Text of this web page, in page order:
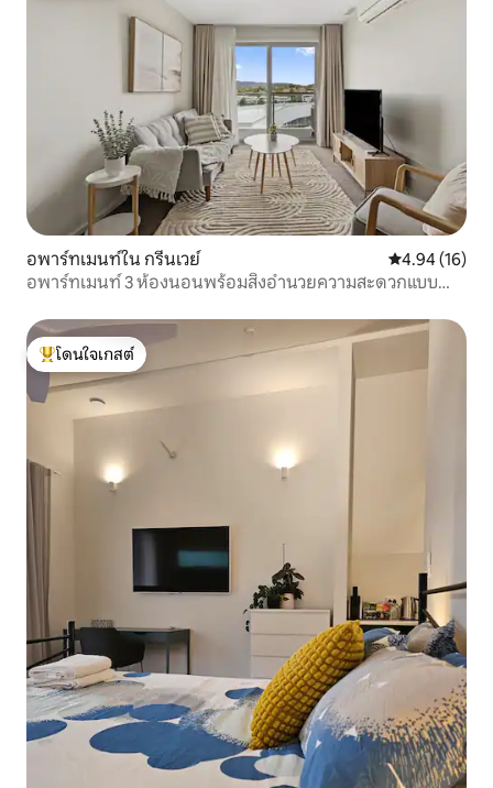
อพาร์ทเมนท์ใน กรีนเวย์ คะแนนเฉลี่ย
4.94 (16)
อพาร์ทเมนท์ 3 ห้องนอนพร้อมสิ่งอำนวยความสะดวกแบบ
โดนใจเกสต์ที่สุด
โดนใจเกสต์